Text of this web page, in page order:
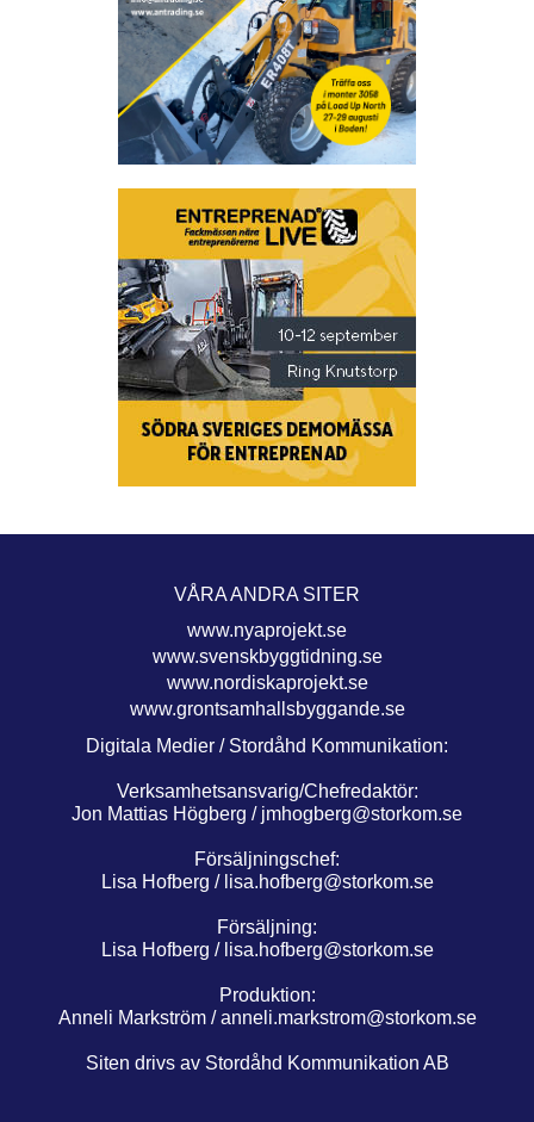
VÅRA ANDRA SITER
www.nyaprojekt.se
www.svenskbyggtidning.se
www.nordiskaprojekt.se
www.grontsamhallsbyggande.se
Digitala Medier / Stordåhd Kommunikation:
Verksamhetsansvarig/Chefredaktör:
Jon Mattias Högberg / jmhogberg@storkom.se
Försäljningschef:
Lisa Hofberg / lisa.hofberg@storkom.se
Försäljning:
Lisa Hofberg / lisa.hofberg@storkom.se
Produktion:
Anneli Markström /anneli.markstrom@storkom.se
Siten drivs av Stordåhd Kommunikation AB